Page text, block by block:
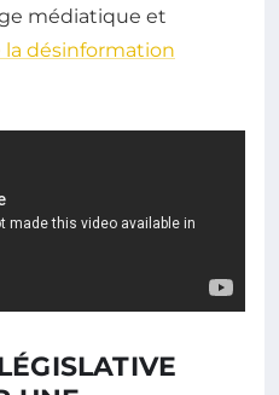
médiatique et
désinformation